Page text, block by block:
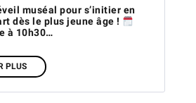
muséal pour s’initier en
dès le plus jeune âge !
à 10h30…
PLUS